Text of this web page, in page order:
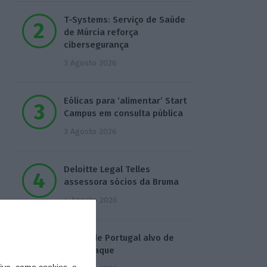
T-Systems: Serviço de Saúde
de Múrcia reforça
cibersegurança
3 Agosto 2026
Eólicas para ‘alimentar’ Start
Campus em consulta pública
3 Agosto 2026
Deloitte Legal Telles
assessora sócios da Bruma
4 Agosto 2026
Águas de Portugal alvo de
ciberataque